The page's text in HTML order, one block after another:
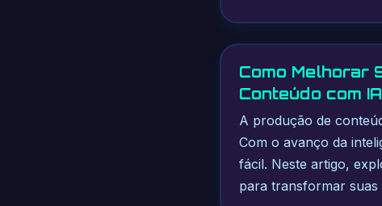
Como Melhorar
Conteúdo com IA
A produção de
Com o avanço da
fácil. Neste artigo,
para transformar